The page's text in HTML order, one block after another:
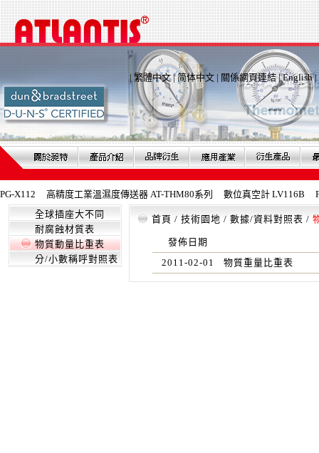
| 繁體中文|简体中文 | 關係網頁連結|English|
X112 高精度工業溫濕度傳送器 AT-THM80系列 數位真空計 LV116B
全球插座大不同
耐腐蝕材質表
物質動量比重表
分/小數稱呼對照表
首頁 / 技術園地 / 數據/資料對照表 /
發佈日期
2011-02-01
物質重量比重表